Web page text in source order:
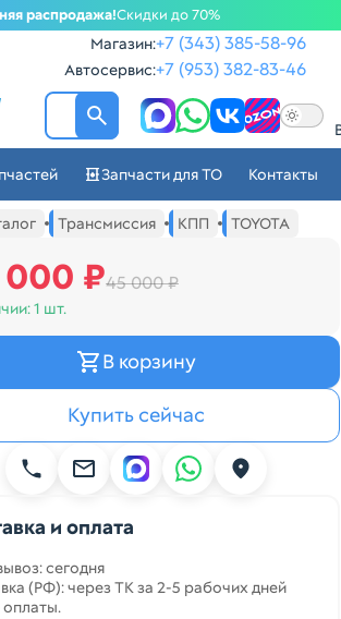
распродажа!Скидки до 70%
Магазин:+7 (343) 385-58-96
Автосервис:+7 (953) 382-83-46
ГРОТ - Автозапчасти в
Запчасти для ТО Контакты
автозапчастей ГРОТ
интернет-магазина
Трансмиссия КПП TOYOTA
₽45 000 ₽
1 шт.
В корзину
Купить сейчас
и оплата
сегодня
(РФ): через ТК за 2-5 рабочих дней
оплаты.